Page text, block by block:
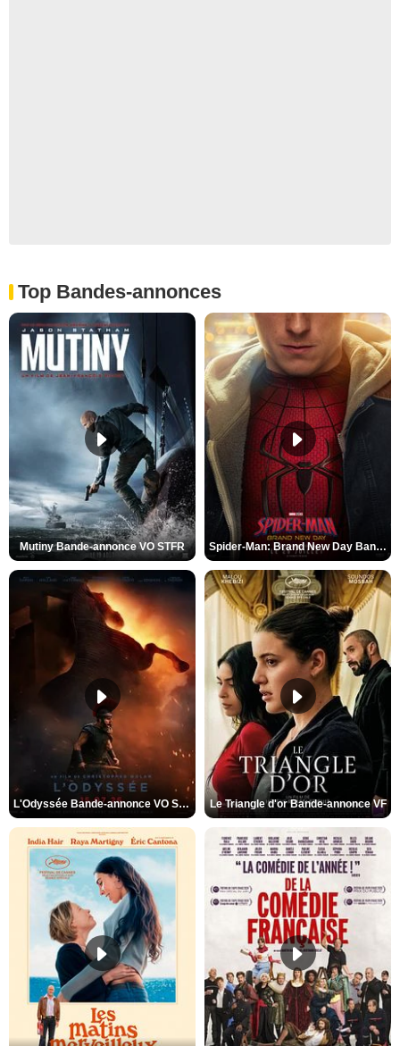
Top Bandes-annonces
Mutiny Bande-annonce VO STFR Spider-Man: Brand New Day Bande-annonce VO STFR
L'Odyssée Bande-annonce VO STFR Le Triangle d'or Bande-annonce VF